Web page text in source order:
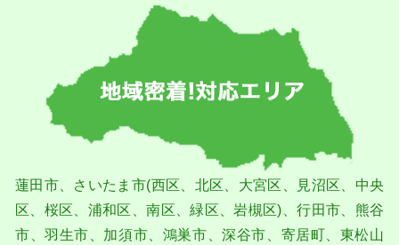
蓮⽥市、さいたま市(⻄区、北区、⼤宮区、⾒沼区、中央
区、桜区、浦和区、南区、緑区、岩槻区)、⾏⽥市、熊⾕
市、⽻⽣市、加須市、鴻巣市、深⾕市、寄居町、東松⼭